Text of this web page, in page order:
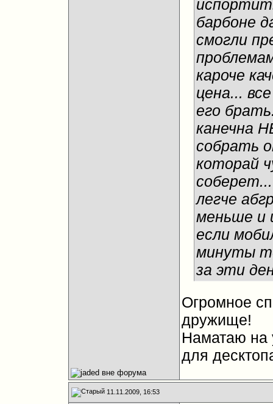
барбоне
смогли
кароче
цена...
его
канечна
собрать
которай
легче
меньше и
если
минуты
за эти
Огромное
дружище!
Наматаю на
для
11.11.2009, 16:53